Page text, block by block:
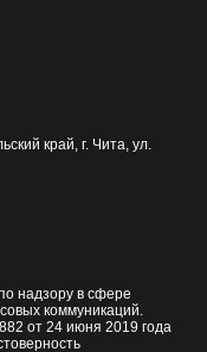
край, г. Чита, ул.
надзору в сфере
коммуникаций.
от 24 июня 2019 года